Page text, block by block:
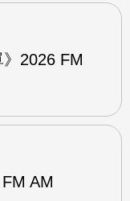
2026 FM
AM